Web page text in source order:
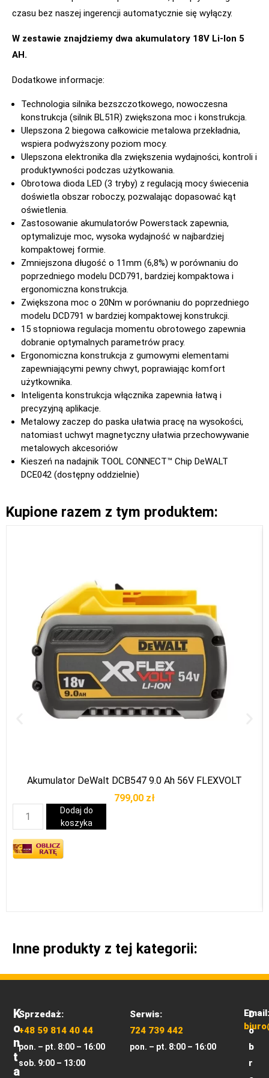
czasu bez naszej ingerencji automatycznie się wyłączy.
W zestawie znajdziemy dwa akumulatory 18V Li-Ion 5
AH.
Dodatkowe informacje:
Technologia silnika bezszczotkowego, nowoczesna
konstrukcja (silnik BL51R) zwiększona moc i konstrukcja.
Ulepszona 2 biegowa całkowicie metalowa przekładnia,
wspiera podwyższony poziom mocy.
Ulepszona elektronika dla zwiększenia wydajności, kontroli i
produktywności podczas użytkowania.
Obrotowa dioda LED (3 tryby) z regulacją mocy świecenia
doświetla obszar roboczy, pozwalając dopasować kąt
oświetlenia.
Zastosowanie akumulatorów Powerstack zapewnia,
optymalizuje moc, wysoka wydajność w najbardziej
kompaktowej formie.
Zmniejszona długość o 11mm (6,8%) w porównaniu do
poprzedniego modelu DCD791, bardziej kompaktowa i
ergonomiczna konstrukcja.
Zwiększona moc o 20Nm w porównaniu do poprzedniego
modelu DCD791 w bardziej kompaktowej konstrukcji.
15 stopniowa regulacja momentu obrotowego zapewnia
dobranie optymalnych parametrów pracy.
Ergonomiczna konstrukcja z gumowymi elementami
zapewniającymi pewny chwyt, poprawiając komfort
użytkownika.
Inteligenta konstrukcja włącznika zapewnia łatwą i
precyzyjną aplikacje.
Metalowy zaczep do paska ułatwia pracę na wysokości,
natomiast uchwyt magnetyczny ułatwia przechowywanie
metalowych akcesoriów
Kieszeń na nadajnik TOOL CONNECT™ Chip DeWALT
DCE042 (dostępny oddzielnie)
Kupione razem z tym produktem:
Akumulator DeWalt DCB547 9.0 Ah 56V FLEXVOLT
799,00 zł
Dodaj do
koszyka
Inne produkty z tej kategorii:
K
O
N
T
A
Sprzedaż:
+48 59 814 40 44
pon. – pt. 8:00 – 16:00
sob. 9:00 – 13:00
Serwis:
724 739 442
pon. – pt. 8:00 – 16:00
Email:
D
o
b
r